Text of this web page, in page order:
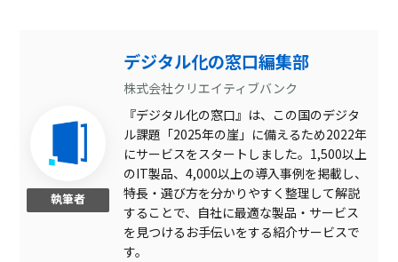
レポート提出
執筆者
デジタル化の窓口編集部
株式会社クリエイティブバンク
『デジタル化の窓口』は、この国のデジタ
ル課題「2025年の崖」に備えるため2022年
にサービスをスタートしました。1,500以上
のIT製品、4,000以上の導入事例を掲載し、
特長・選び方を分かりやすく整理して解説
することで、自社に最適な製品・サービス
を見つけるお手伝いをする紹介サービスで
す。